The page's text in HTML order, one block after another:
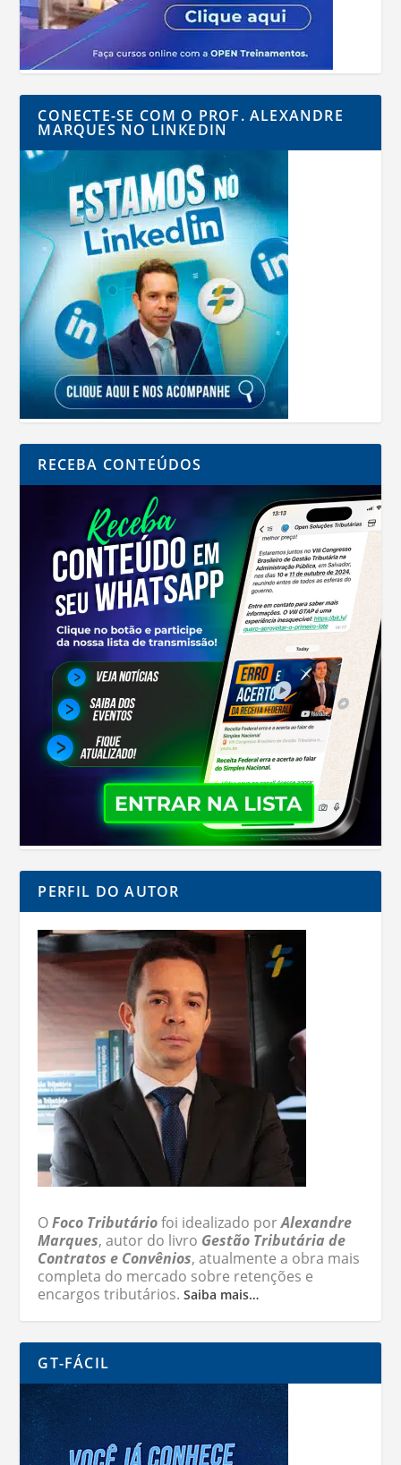
CONECTE-SE COM O PROF. ALEXANDRE
MARQUES NO LINKEDIN
RECEBA CONTEÚDOS
PERFIL DO AUTOR
OFoco Tributáriofoi idealizado porAlexandre
Marques, autor do livro Gestão Tributária de
Contratos e Convênios, atualmente a obra mais
completa do mercado sobre retenções e
encargos tributários.Saiba mais…
GT-FÁCIL